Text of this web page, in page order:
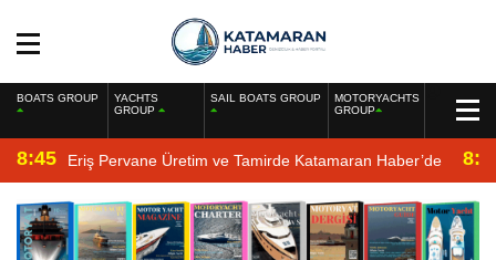
BOATS GROUP
YACHTS
GROUP
SAIL BOATS GROUP
MOTORYACHTS
GROUP
8:45 Eriş Pervane Üretim ve Tamirde Katamaran Haber’de